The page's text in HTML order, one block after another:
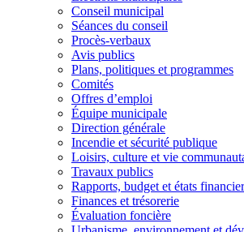
Conseil municipal
Séances du conseil
Procès-verbaux
Avis publics
Plans, politiques et programmes
Comités
Offres d’emploi
Équipe municipale
Direction générale
Incendie et sécurité publique
Loisirs, culture et vie
Travaux publics
Rapports, budget et états
Finances et trésorerie
Évaluation foncière